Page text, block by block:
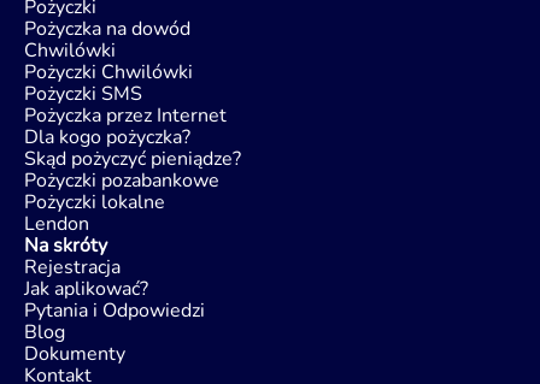
Pożyczki
Pożyczka na dowód
Chwilówki
Pożyczki Chwilówki
Pożyczki SMS
Pożyczka przez Internet
Dla kogo pożyczka?
Skąd pożyczyć pieniądze?
Pożyczki pozabankowe
Pożyczki lokalne
Lendon
Na skróty
Rejestracja
Jak aplikować?
Pytania i Odpowiedzi
Blog
Dokumenty
Kontakt